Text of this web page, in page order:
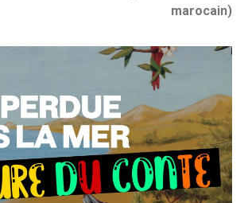
marocain)